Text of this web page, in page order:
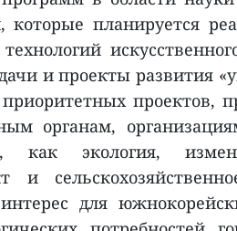
планируется
и проекты развития
проектов,
органам,
как экология,
и
для